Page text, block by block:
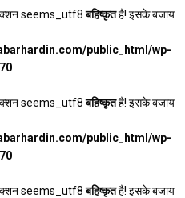
seems_utf8बहिष्कृतहै! इसके बजाय
public_html/wp-
seems_utf8बहिष्कृतहै! इसके बजाय
public_html/wp-
seems_utf8बहिष्कृतहै! इसके बजाय